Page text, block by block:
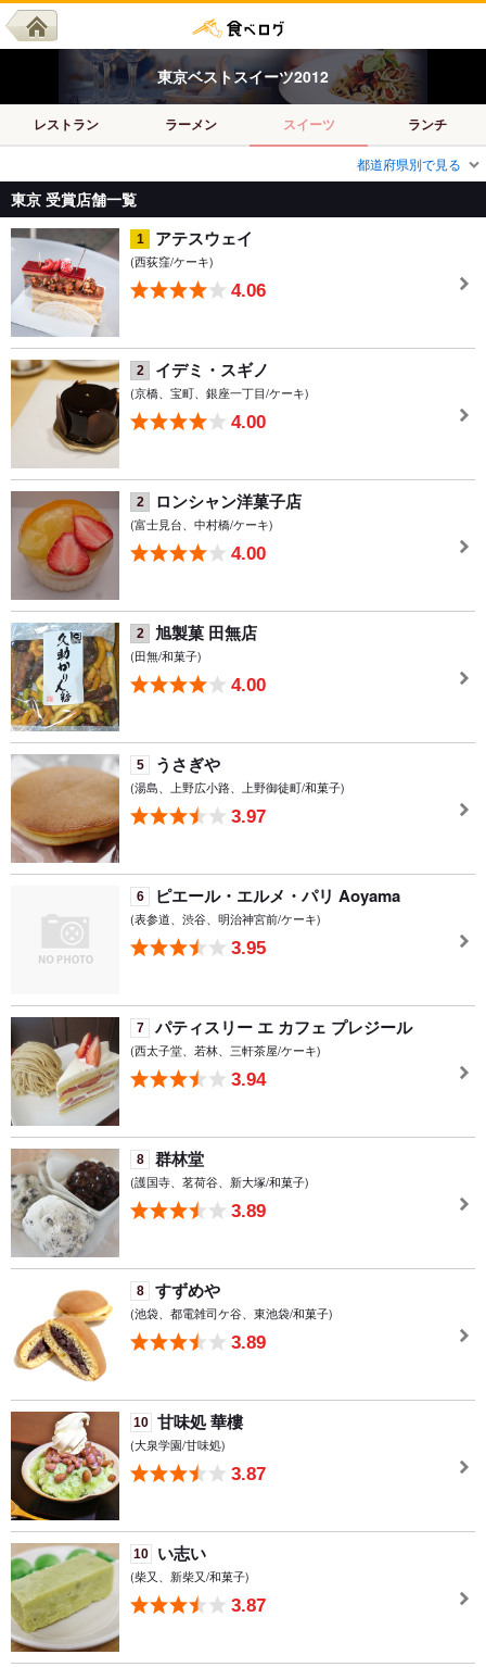
東京ベストスイーツ2012
レストラン ラーメン スイーツ ランチ
都道府県別で見る
東京 受賞店舗一覧
1 アテスウェイ
(西荻窪/ケーキ)
4.06
2 イデミ・スギノ
(京橋、宝町、銀座一丁目/ケーキ)
4.00
2 ロンシャン洋菓子店
(富士見台、中村橋/ケーキ)
4.00
2 旭製菓 田無店
(田無/和菓子)
4.00
5 うさぎや
(湯島、上野広小路、上野御徒町/和菓子)
3.97
6 ピエール・エルメ・パリ Aoyama
(表参道、渋谷、明治神宮前/ケーキ)
3.95
7 パティスリー エ カフェ プレジール
(西太子堂、若林、三軒茶屋/ケーキ)
3.94
8 群林堂
(護国寺、茗荷谷、新大塚/和菓子)
3.89
8 すずめや
(池袋、都電雑司ケ谷、東池袋/和菓子)
3.89
10 甘味処 華樓
(大泉学園/甘味処)
3.87
10 い志い
(柴又、新柴又/和菓子)
3.87